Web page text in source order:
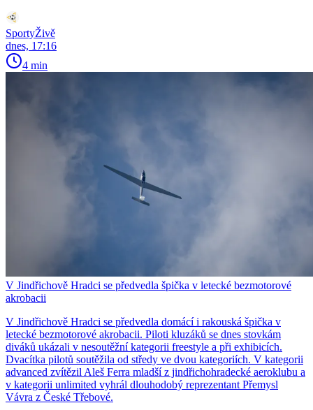
SportyŽivě
dnes, 17:16
4 min
V Jindřichově Hradci se předvedla špička v letecké bezmotorové
akrobacii
V Jindřichově Hradci se předvedla domácí i rakouská špička v
letecké bezmotorové akrobacii. Piloti kluzáků se dnes stovkám
diváků ukázali v nesoutěžní kategorii freestyle a při exhibicích.
Dvacítka pilotů soutěžila od středy ve dvou kategoriích. V kategorii
advanced zvítězil Aleš Ferra mladší z jindřichohradecké aeroklubu a
v kategorii unlimited vyhrál dlouhodobý reprezentant Přemysl
Vávra z České Třebové.